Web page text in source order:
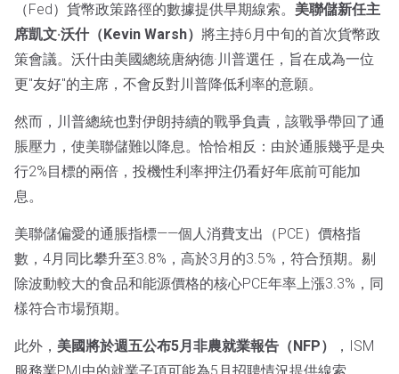
（Fed）貨幣政策路徑的數據提供早期線索。 美聯儲新任主
席凱文·沃什（Kevin Warsh） 將主持6月中旬的首次貨幣政
策會議。沃什由美國總統唐納德·川普選任，旨在成為一位
更"友好"的主席，不會反對川普降低利率的意願。
然而，川普總統也對伊朗持續的戰爭負責，該戰爭帶回了通
脹壓力，使美聯儲難以降息。恰恰相反：由於通脹幾乎是央
行2%目標的兩倍，投機性利率押注仍看好年底前可能加
息。
美聯儲偏愛的通脹指標——個人消費支出（PCE）價格指
數，4月同比攀升至3.8%，高於3月的3.5%，符合預期。剔
除波動較大的食品和能源價格的核心PCE年率上漲3.3%，同
樣符合市場預期。
此外， 美國將於週五公布5月非農就業報告（NFP）
，ISM